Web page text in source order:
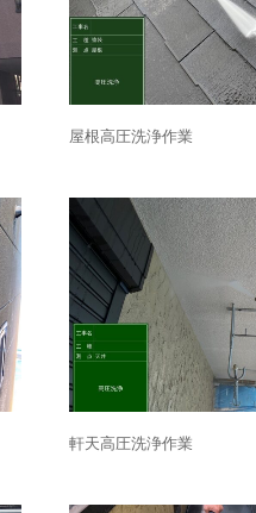
屋根高圧洗浄作業
軒天高圧洗浄作業